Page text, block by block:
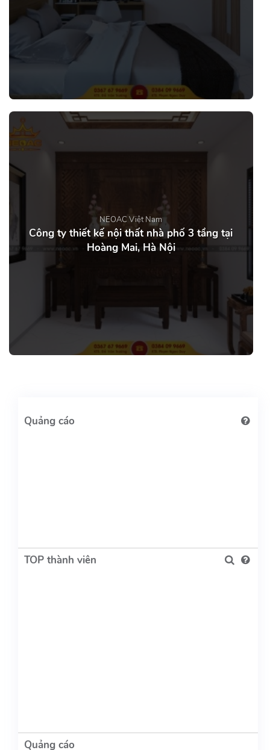
NEOAC Việt Nam
Công ty thiết kế nội thất nhà phố 3 tầng tại
Hoàng Mai, Hà Nội
TOP thành viên